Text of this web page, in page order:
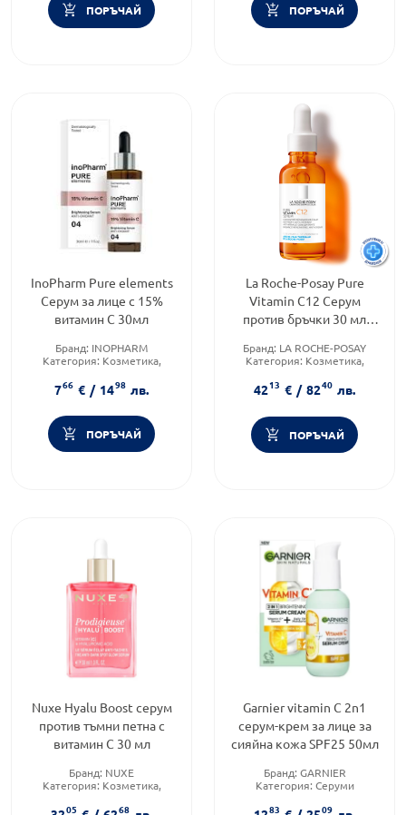
ПОРЪЧАЙ ПОРЪЧАЙ
InoPharm Pure elements
Серум за лице с 15%
витамин C 30мл
Бранд: INOPHARM
Категория: Козметика,
Форма на продукта:серум
766 € / 1498 лв.
ПОРЪЧАЙ
La Roche-Posay Pure
Vitamin C12 Серум
против бръчки 30 мл
Бранд: LA ROCHE-POSAY
Категория: Козметика,
Форма на продукта:серум
4213 € / 8240 лв.
ПОРЪЧАЙ
Nuxe Hyalu Boost серум
против тъмни петна с
витамин C 30 мл
Бранд: NUXE
Категория: Козметика,
Продуктова линия: HYALU
05 68
Garnier vitamin C 2n1
серум-крем за лице за
сияйна кожа SPF25 50мл
Бранд: GARNIER
Категория: Серуми
козметика
83 09